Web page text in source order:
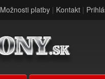
Možnosti platby | Kontakt |